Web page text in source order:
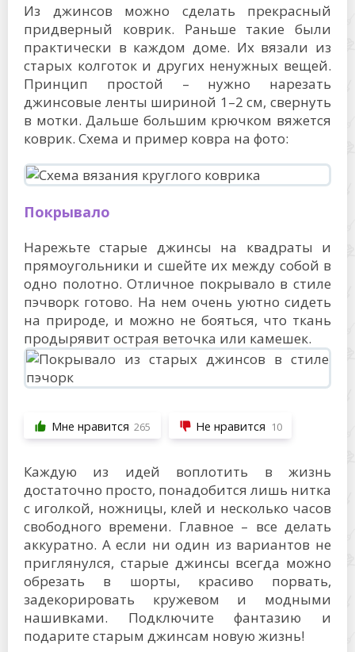
Из джинсов можно сделать прекрасный
придверный коврик. Раньше такие были
практически в каждом доме. Их вязали из
старых колготок и других ненужных вещей.
Принцип простой – нужно нарезать
джинсовые ленты шириной 1–2 см, свернуть
в мотки. Дальше большим крючком вяжется
коврик. Схема и пример ковра на фото:
Покрывало
Нарежьте старые джинсы на квадраты и
прямоугольники и сшейте их между собой в
одно полотно. Отличное покрывало в стиле
пэчворк готово. На нем очень уютно сидеть
на природе, и можно не бояться, что ткань
продырявит острая веточка или камешек.
Мне нравится 265 Не нравится 10
Каждую из идей воплотить в жизнь
достаточно просто, понадобится лишь нитка
с иголкой, ножницы, клей и несколько часов
свободного времени. Главное – все делать
аккуратно. А если ни один из вариантов не
приглянулся, старые джинсы всегда можно
обрезать в шорты, красиво порвать,
задекорировать кружевом и модными
нашивками. Подключите фантазию и
подарите старым джинсам новую жизнь!